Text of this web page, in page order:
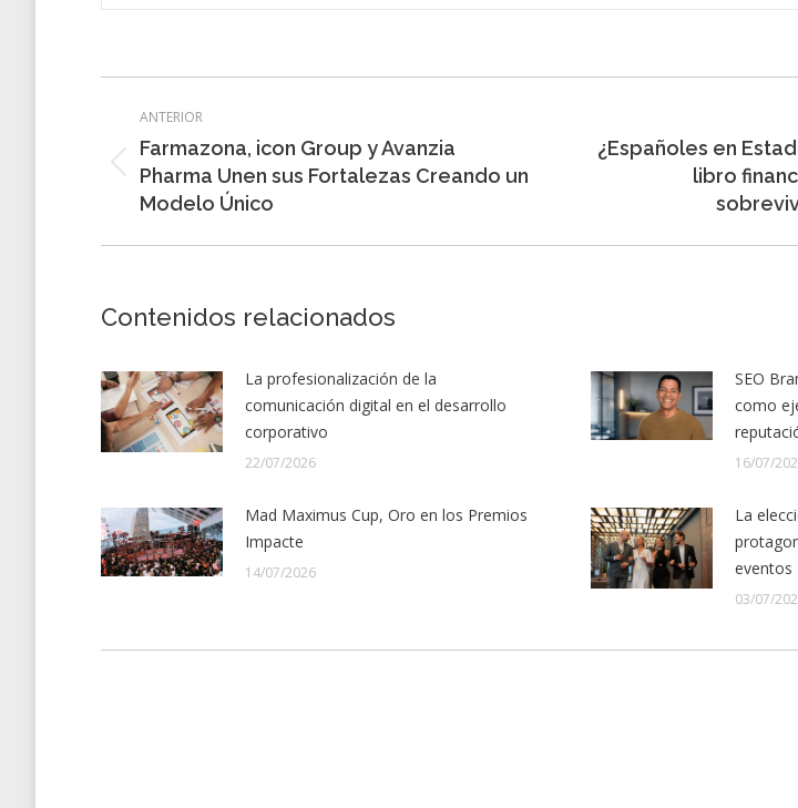
entre
entradas
ANTERIOR
Entrada
anterior:
Farmazona, icon Group y Avanzia
Pharma Unen sus Fortalezas Creando un
Modelo Único
¿Españoles en
libro
Contenidos relacionados
La profesionalización de la
comunicación digital en el desarrollo
corporativo
22/07/2026
SEO
como
16/07/
Mad Maximus Cup, Oro en los Premios
Impacte
14/07/2026
La
eventos
03/07/